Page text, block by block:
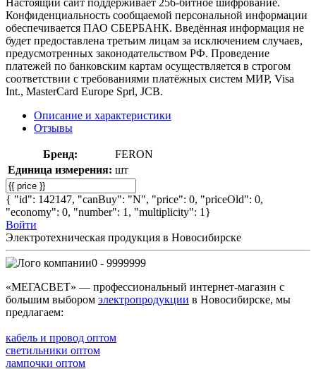
Настоящий сайт поддерживает 256-битное шифрование.
Конфиденциальность сообщаемой персональной информации
обеспечивается ПАО СБЕРБАНК. Введённая информация не
будет предоставлена третьим лицам за исключением случаев,
предусмотренных законодательством РФ. Проведение
платежей по банковским картам осуществляется в строгом
соответствии с требованиями платёжных систем МИР, Visa
Int., MasterCard Europe Sprl, JCB.
Описание и характеристики
Отзывы
Бренд:
FERON
Единица измерения: шт
{ "id": 142147, "canBuy": "N", "price": 0, "priceOld": 0,
"economy": 0, "number": 1, "multiplicity": 1}
Войти
Электротехническая продукция в Новосибирске
0 - 9999999
«МЕГАСВЕТ» — профессиональный интернет-магазин с
большим выбором электропродукции в Новосибирске, мы
предлагаем:
кабель и провод оптом
светильники оптом
лампочки оптом